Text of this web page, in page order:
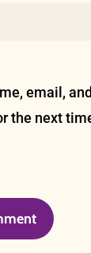
email,
the next